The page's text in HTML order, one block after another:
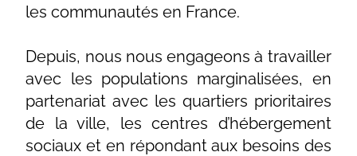
les communautés en France.
Depuis, nous nous engageons à travailler
avec les populations marginalisées, en
partenariat avec les quartiers prioritaires
de la ville, les centres d’hébergement
sociaux et en répondant aux besoins des